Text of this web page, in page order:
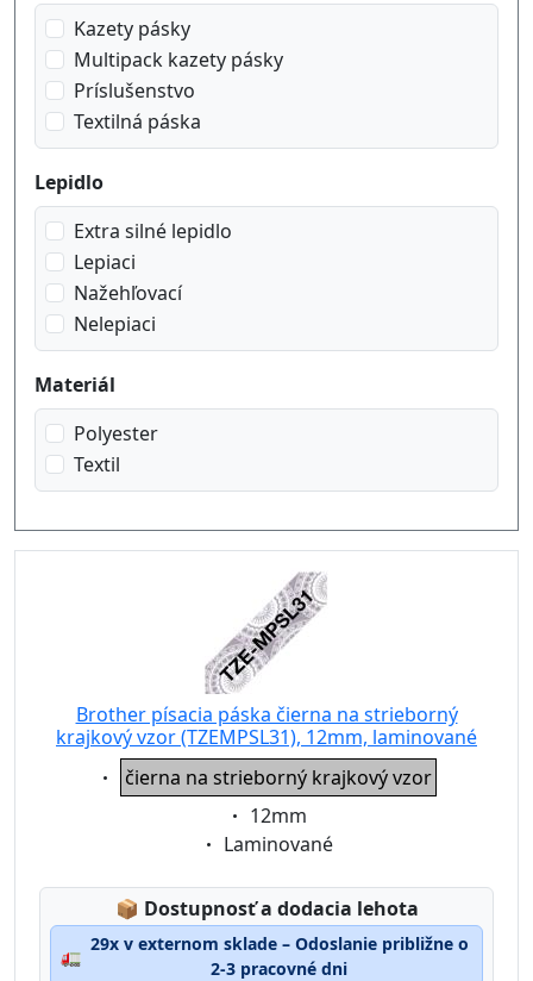
Kazety pásky
Multipack kazety pásky
Príslušenstvo
Textilná páska
Lepidlo
Extra silné lepidlo
Lepiaci
Nažehľovací
Nelepiaci
Materiál
Polyester
Textil
Brother písacia páska čierna na strieborný
krajkový vzor (TZEMPSL31), 12mm, laminované
Eigenschaft:
čierna na strieborný krajkový vzor
Eigenschaft:
12mm
Eigenschaft:
Laminované
📦 Lagerstatus:
Dostupnosť a dodacia lehota
🚛
29x v externom sklade – Odoslanie približne o
2-3 pracovné dni